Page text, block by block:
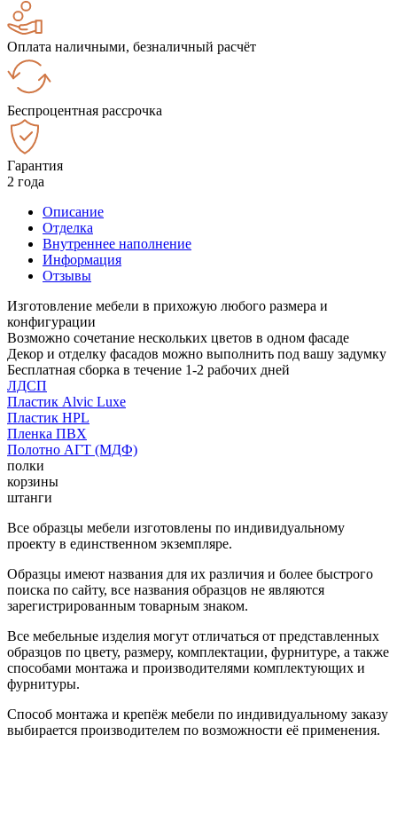
Оплата наличными, безналичный расчёт
Беспроцентная рассрочка
Гарантия
2 года
Описание
Отделка
Внутреннее наполнение
Информация
Отзывы
Изготовление мебели в прихожую любого размера и
конфигурации
Возможно сочетание нескольких цветов в одном фасаде
Декор и отделку фасадов можно выполнить под вашу задумку
Бесплатная сборка в течение 1-2 рабочих дней
ЛДСП
Пластик Alvic Luxe
Пластик HPL
Пленка ПВХ
Полотно АГТ (МДФ)
полки
корзины
штанги
Все образцы мебели изготовлены по индивидуальному
проекту в единственном экземпляре.
Образцы имеют названия для их различия и более быстрого
поиска по сайту, все названия образцов не являются
зарегистрированным товарным знаком.
Все мебельные изделия могут отличаться от представленных
образцов по цвету, размеру, комплектации, фурнитуре, а также
способами монтажа и производителями комплектующих и
фурнитуры.
Способ монтажа и крепёж мебели по индивидуальному заказу
выбирается производителем по возможности её применения.